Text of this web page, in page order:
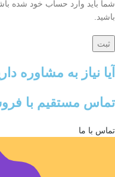
شما باید وارد حساب خود شده
باشید.
آیا نیاز به مشاوره
تماس مستقیم با
تماس با ما